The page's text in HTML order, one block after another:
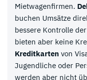
Mietwagenfirmen.
buchen Umsätze
bessere Kontrolle
bieten aber keine
Kreditkarten von
Jugendliche oder
werden aber nicht